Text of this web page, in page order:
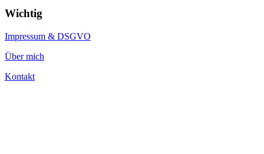
Wichtig
Impressum & DSGVO
Über mich
Kontakt